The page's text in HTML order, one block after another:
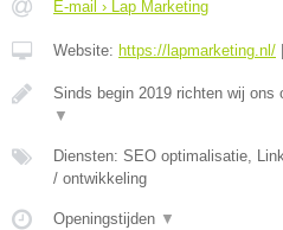
E-mail › Lap Marketing
Website: https://lapmarketing.nl/
Sinds begin 2019 richten wij ons
▼
Diensten: SEO optimalisatie,
/ ontwikkeling
Openingstijden ▼